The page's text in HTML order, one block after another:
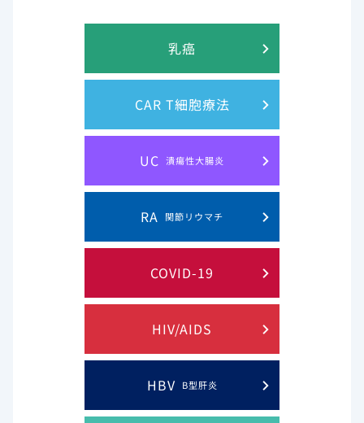
エムトリシタビン又はテノホビル ジソプロキシルフマル酸
塩を含有する製剤の臨床試験、製造販売後調査及び自発報
本剤は海外データに基づいて承認されています。
乳癌
CAR T細胞療法
UC 潰瘍性大腸炎
RA 関節リウマチ
COVID-19
HIV/AIDS
HBV B型肝炎